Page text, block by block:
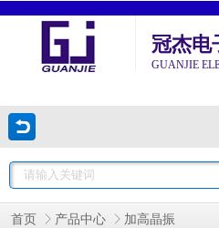
冠杰电
GUANJIE
首页 产品中心 加高晶振